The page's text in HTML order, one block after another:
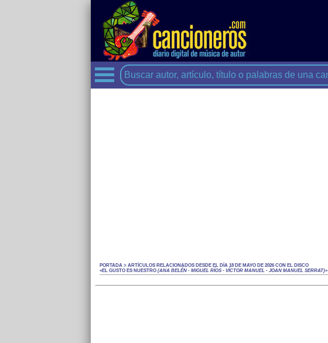
PORTADA > ARTÍCULOS RELACIONADOS DESDE EL DÍA 18 DE MAYO DE 2026 CON EL DISCO
«EL GUSTO ES NUESTRO(ANA BELÉN - MIGUEL RÍOS - VÍCTOR MANUEL - JOAN MANUEL SERRAT)»